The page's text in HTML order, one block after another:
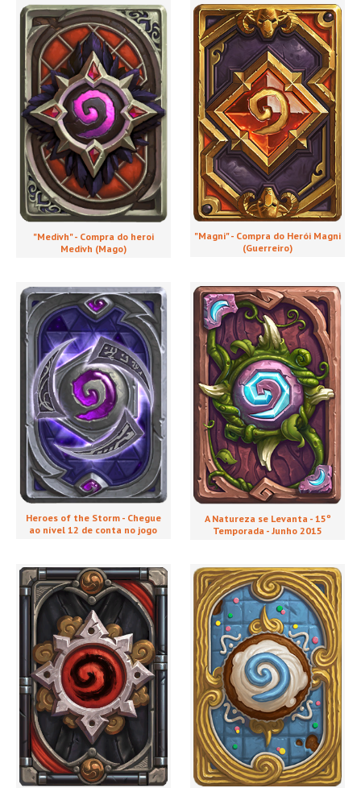
"Medivh" - Compra do heroi
Medivh (Mago)
"Magni" - Compra do Herói Magni
(Guerreiro)
Heroes of the Storm - Chegue
ao nível 12 de conta no jogo
A Natureza se Levanta - 15º
Temporada - Junho 2015